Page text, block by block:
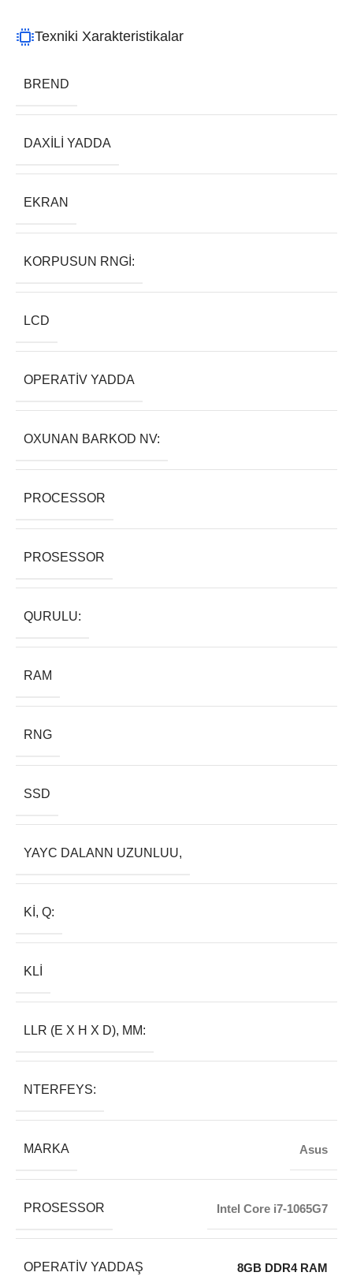
Texniki Xarakteristikalar
BREND
DAXILI YADDA
EKRAN
KORPUSUN RNGI:
LCD
OPERATIV YADDA
OXUNAN BARKOD NV:
PROCESSOR
PROSESSOR
QURULU:
RAM
RNG
SSD
YAYC DALANN UZUNLUU,
KI, Q:
KLI
LLR (E X H X D), MM:
NTERFEYS:
MARKA Asus
PROSESSOR Intel Core i7-1065G7
OPERATIV YADDAŞ 8GB DDR4 RAM